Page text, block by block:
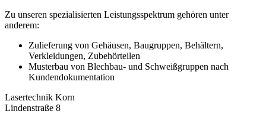
Zu unseren spezialisierten Leistungsspektrum gehören unter
anderem:
Zulieferung von Gehäusen, Baugruppen, Behältern,
Verkleidungen, Zubehörteilen
Musterbau von Blechbau- und Schweißgruppen nach
Kundendokumentation
Lasertechnik Korn
Lindenstraße 8